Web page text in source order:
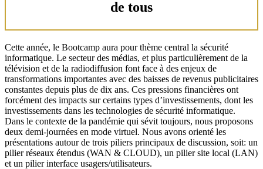
de tous
Cette année, le Bootcamp aura pour thème central la sécurité
informatique. Le secteur des médias, et plus particulièrement de la
télévision et de la radiodiffusion font face à des enjeux de
transformations importantes avec des baisses de revenus publicitaires
constantes depuis plus de dix ans. Ces pressions financières ont
forcément des impacts sur certains types d’investissements, dont les
investissements dans les technologies de sécurité informatique.
Dans le contexte de la pandémie qui sévit toujours, nous proposons
deux demi-journées en mode virtuel. Nous avons orienté les
présentations autour de trois piliers principaux de discussion, soit: un
pilier réseaux étendus (WAN & CLOUD), un pilier site local (LAN)
et un pilier interface usagers/utilisateurs.